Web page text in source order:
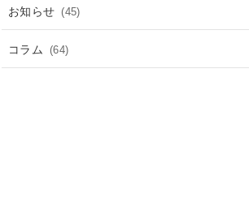
お知らせ (45)
コラム (64)